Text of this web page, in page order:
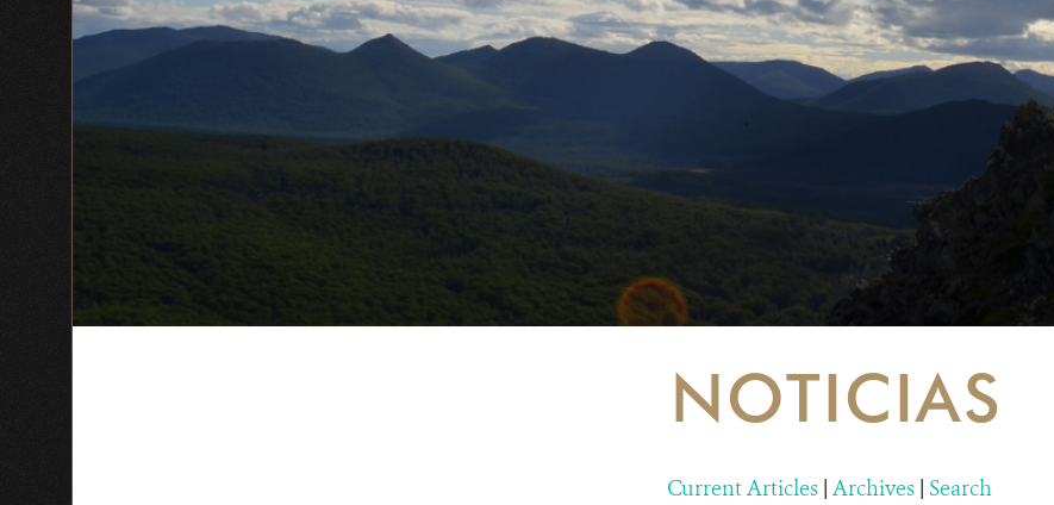
NOTICIAS
Current Articles | Archives | Search